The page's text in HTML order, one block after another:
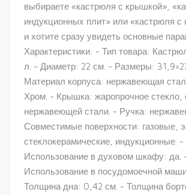
выбираете «кастрюля с крышкой»,
индукционных плит» или «кастрюля
и хотите сразу увидеть основные
Характеристики: - Тип товара:
л. - Диаметр: 22 см. - Размеры:
Материал корпуса: нержавеющая
Хром. - Крышка: жаропрочное стекло,
нержавеющей стали. - Ручка:
Совместимые поверхности: газовые,
стеклокерамические, индукционные. -
Использование в духовом шкафу: да.
Использование в посудомоечной
Толщина дна: 0,42 см. - Толщина